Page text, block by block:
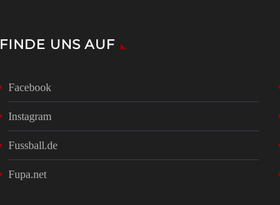
FINDE UNS AUF
Facebook
Instagram
Fussball.de
Fupa.net